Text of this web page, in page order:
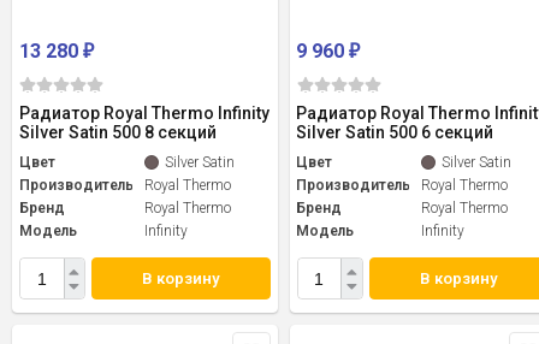
13 280 ₽
Радиатор Royal Thermo Infinity
Silver Satin 500 8 секций
Цвет
Silver Satin
Производитель
Royal Thermo
Бренд
Royal Thermo
Модель
Infinity
В корзину
9 960₽
Радиатор Royal Thermo
Silver Satin 500 6 секций
Цвет
Silver Satin
Производитель
Royal Thermo
Бренд
Royal Thermo
Модель
Infinity
В корзину